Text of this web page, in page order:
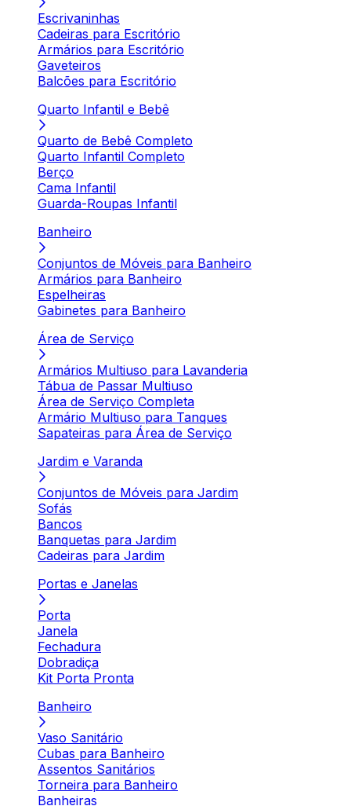
Escrivaninhas
Cadeiras para Escritório
Armários para Escritório
Gaveteiros
Balcões para Escritório
Quarto Infantil e Bebê
Quarto de Bebê Completo
Quarto Infantil Completo
Berço
Cama Infantil
Guarda-Roupas Infantil
Banheiro
Conjuntos de Móveis para Banheiro
Armários para Banheiro
Espelheiras
Gabinetes para Banheiro
Área de Serviço
Armários Multiuso para Lavanderia
Tábua de Passar Multiuso
Área de Serviço Completa
Armário Multiuso para Tanques
Sapateiras para Área de Serviço
Jardim e Varanda
Conjuntos de Móveis para Jardim
Sofás
Bancos
Banquetas para Jardim
Cadeiras para Jardim
Portas e Janelas
Porta
Janela
Fechadura
Dobradiça
Kit Porta Pronta
Banheiro
Vaso Sanitário
Cubas para Banheiro
Assentos Sanitários
Torneira para Banheiro
Banheiras